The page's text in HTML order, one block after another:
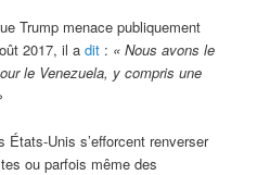
Trump menace publiquement
2017, il adit : « Nous avons le
le Venezuela, y compris une
Unis s’efforcent renverser
ou parfois même des